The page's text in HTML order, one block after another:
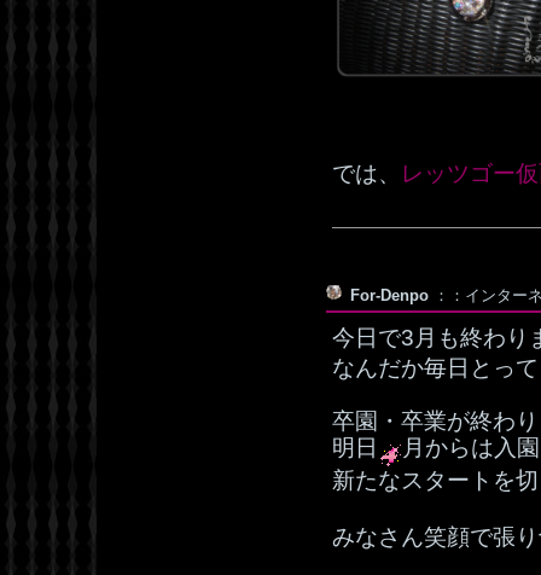
では、 レッツゴー
For-Denpo ：：インター
今日で3月も終わり
なんだか毎日とっ
卒園・卒業が終わ
明日
月からは入
新たなスタートを
みなさん笑顔で張